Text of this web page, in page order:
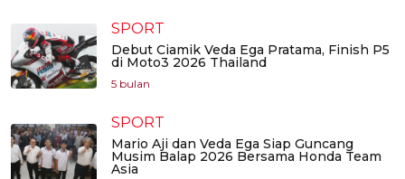
SPORT
Debut Ciamik Veda Ega Pratama, Finish P5
di Moto3 2026 Thailand
5 bulan
SPORT
Mario Aji dan Veda Ega Siap Guncang
Musim Balap 2026 Bersama Honda Team
Asia